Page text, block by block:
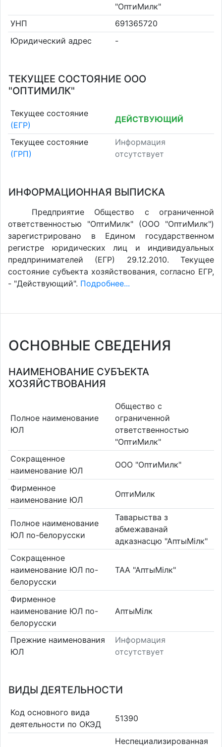
"ОптиМилк"
УНП
691365720
Юридический адрес
-
ТЕКУЩЕЕ СОСТОЯНИЕ ООО
"ОПТИМИЛК"
Текущее состояние
(ЕГР)
ДЕЙСТВУЮЩИЙ
Текущее состояние
(ГРП)
Информация
отсутствует
ИНФОРМАЦИОННАЯ ВЫПИСКА
Предприятие Общество с ограниченной
ответственностью "ОптиМилк" (ООО "ОптиМилк")
зарегистрировано в Едином государственном
регистре юридических лиц и индивидуальных
предпринимателей (ЕГР) 29.12.2010. Текущее
состояние субъекта хозяйствования, согласно ЕГР,
- "Действующий". Подробнее...
ОСНОВНЫЕ СВЕДЕНИЯ
НАИМЕНОВАНИЕ СУБЪЕКТА
ХОЗЯЙСТВОВАНИЯ
Полное наименование
ЮЛ
Общество с
ограниченной
ответственностью
"ОптиМилк"
Сокращенное
наименование ЮЛ
ООО "ОптиМилк"
Фирменное
наименование ЮЛ
ОптиМилк
Полное наименование
ЮЛ по-белорусски
Таварыства з
абмежаванай
адказнасцю "АптыМілк"
Сокращенное
наименование ЮЛ по-
белорусски
ТАА "АптыМілк"
Фирменное
наименование ЮЛ по-
белорусски
АптыМілк
Прежние наименования
ЮЛ
Информация
отсутствует
ВИДЫ ДЕЯТЕЛЬНОСТИ
Код основного вида
деятельности по ОКЭД
51390
Неспециализированная